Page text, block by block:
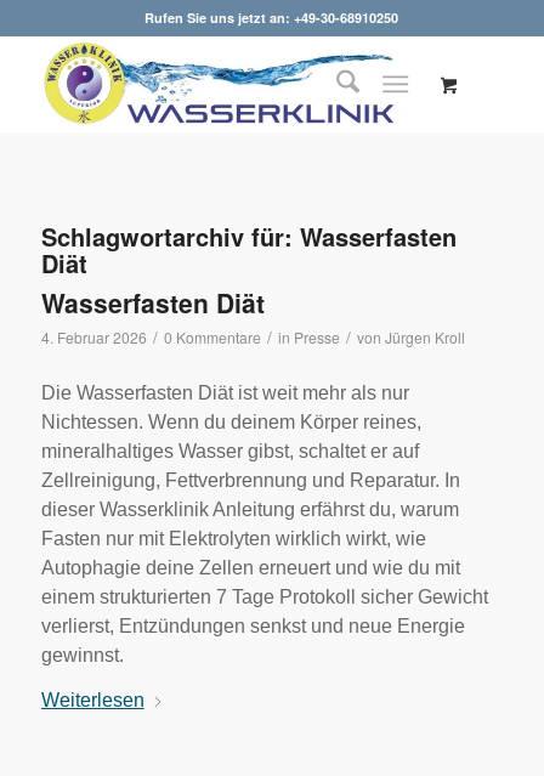
Rufen Sie uns jetzt an: +49-30-68910250
Schlagwortarchiv für: Wasserfasten
Diät
Wasserfasten Diät
4. Februar 2026 / 0 Kommentare / in Presse / von Jürgen Kroll
Die Wasserfasten Diät ist weit mehr als nur
Nichtessen. Wenn du deinem Körper reines,
mineralhaltiges Wasser gibst, schaltet er auf
Zellreinigung, Fettverbrennung und Reparatur. In
dieser Wasserklinik Anleitung erfährst du, warum
Fasten nur mit Elektrolyten wirklich wirkt, wie
Autophagie deine Zellen erneuert und wie du mit
einem strukturierten 7 Tage Protokoll sicher Gewicht
verlierst, Entzündungen senkst und neue Energie
gewinnst.
Weiterlesen